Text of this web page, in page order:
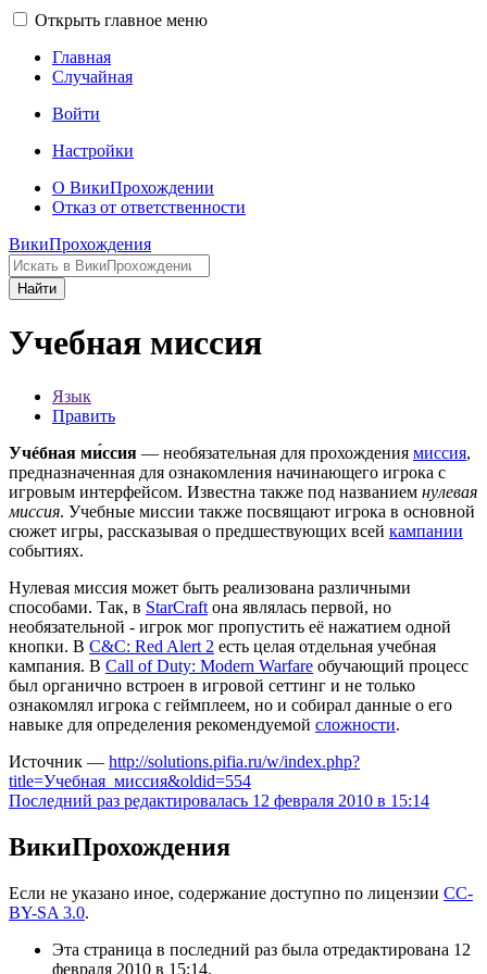
Открыть главное меню
Главная
Случайная
Войти
Настройки
О ВикиПрохождении
Отказ от ответственности
ВикиПрохождения
Найти
Учебная миссия
Язык
Править
Учéбная ми́ссия — необязательная для прохождения миссия,
предназначенная для ознакомления начинающего игрока с
игровым интерфейсом. Известна также под названием нулевая
миссия. Учебные миссии также посвящают игрока в основной
сюжет игры, рассказывая о предшествующих всей кампании
событиях.
Нулевая миссия может быть реализована различными
способами. Так, в StarCraft она являлась первой, но
необязательной - игрок мог пропустить её нажатием одной
кнопки. В C&C: Red Alert 2 есть целая отдельная учебная
кампания. В Call of Duty: Modern Warfare обучающий процесс
был органично встроен в игровой сеттинг и не только
ознакомлял игрока с геймплеем, но и собирал данные о его
навыке для определения рекомендуемой сложности.
Источник — http://solutions.pifia.ru/w/index.php?
title=Учебная_миссия&oldid=554
Последний раз редактировалась 12 февраля 2010 в 15:14
ВикиПрохождения
Если не указано иное, содержание доступно по лицензии CC-
BY-SA 3.0.
Эта страница в последний раз была отредактирована 12
февраля 2010 в 15:14.